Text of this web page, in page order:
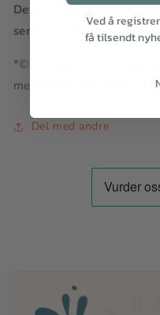
Dette er en digital fil,
sendt.
*©LilleStjerne - Vi
med andre, og tillater
Del med andre
Ved å
få tilsendt